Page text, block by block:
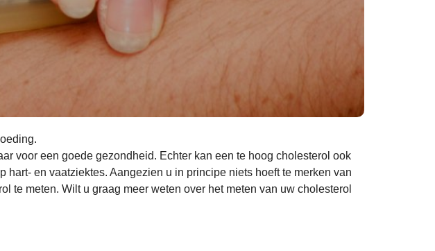
voor een goede gezondheid. Echter kan een te hoog cholesterol ook
en vaatziektes. Aangezien u in principe niets hoeft te merken van
te meten. Wilt u graag meer weten over het meten van uw cholesterol